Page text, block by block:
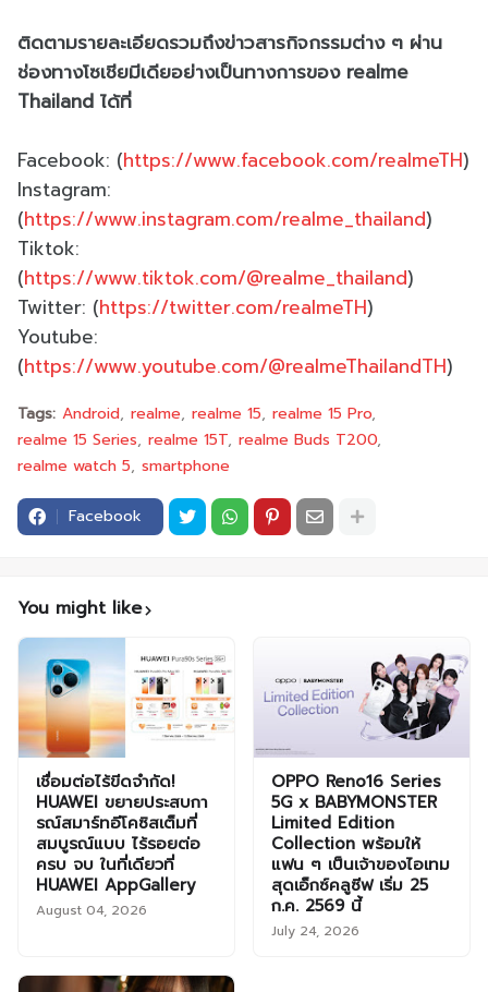
ติดตามรายละเอียดรวมถึงข่าวสารกิจกรรมต่าง ๆ ผ่าน
ช่องทางโซเชียมีเดียอย่างเป็นทางการของ realme
Thailand ได้ที่
Facebook: (https://www.facebook.com/realmeTH)
Instagram:
(https://www.instagram.com/realme_thailand)
Tiktok:
(https://www.tiktok.com/@realme_thailand)
Twitter: (https://twitter.com/realmeTH)
Youtube:
(https://www.youtube.com/@realmeThailandTH)
Tags: Android realme realme 15 realme 15 Pro
realme 15 Series realme 15T realme Buds T200
realme watch 5 smartphone
Facebook
You might like
เชื่อมต่อไร้ขีดจำกัด!
HUAWEI ขยายประสบกา
รณ์สมาร์ทอีโคซิสเต็มที่
สมบูรณ์แบบ ไร้รอยต่อ
ครบ จบ ในที่เดียวที่
HUAWEI AppGallery
August 04, 2026
OPPO Reno16 Series
5G x BABYMONSTER
Limited Edition
Collection พร้อมให้
แฟน ๆ เป็นเจ้าของไอเทม
สุดเอ็กซ์คลูซีฟ เริ่ม 25
ก.ค. 2569 นี้
July 24, 2026